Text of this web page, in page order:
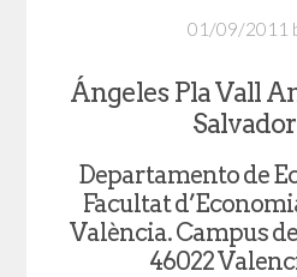
01/09/2011
Ángeles Pla Vall
Departamento de
Facultat
València. Campus
46022